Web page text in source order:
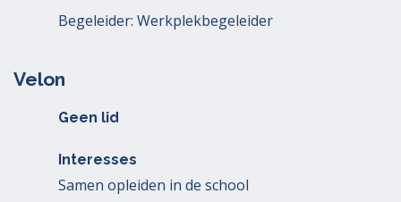
Begeleider: Werkplekbegeleider
Velon
Geen lid
Interesses
Samen opleiden in de school